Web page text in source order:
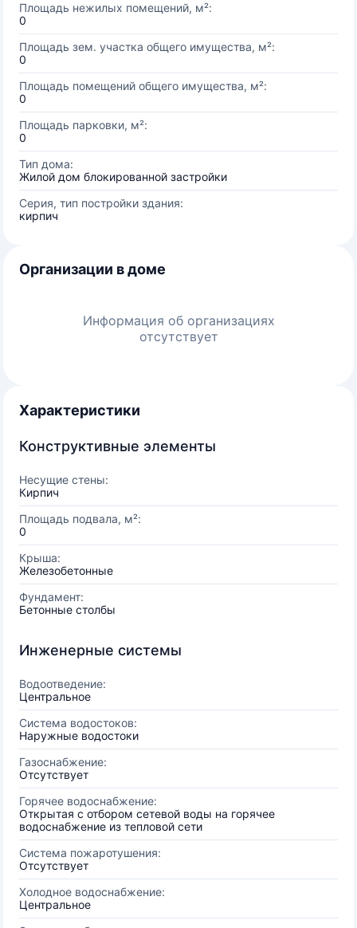
Площадь нежилых помещений, м²:
0
Площадь зем. участка общего имущества, м²:
0
Площадь помещений общего имущества, м²:
0
Площадь парковки, м²:
0
Тип дома:
Жилой дом блокированной застройки
Серия, тип постройки здания:
кирпич
Организации в доме
Информация об организациях
отсутствует
Характеристики
Конструктивные элементы
Несущие стены:
Кирпич
Площадь подвала, м²:
0
Крыша:
Железобетонные
Фундамент:
Бетонные столбы
Инженерные системы
Водоотведение:
Центральное
Система водостоков:
Наружные водостоки
Газоснабжение:
Отсутствует
Горячее водоснабжение:
Открытая с отбором сетевой воды на горячее
водоснабжение из тепловой сети
Система пожаротушения:
Отсутствует
Холодное водоснабжение:
Центральное